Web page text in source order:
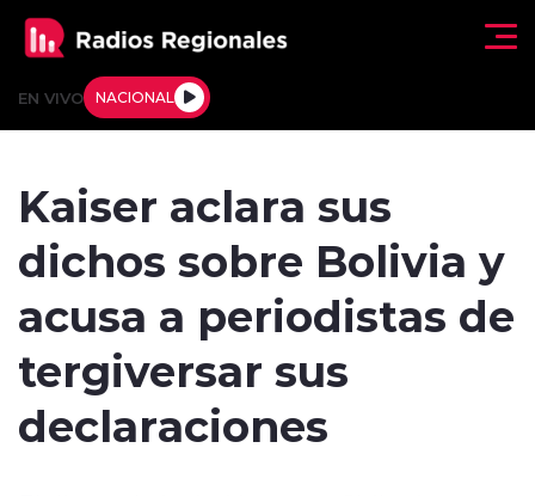
EN VIVO NACIONAL
Deportes
Internacional
Kaiser aclara sus
dichos sobre Bolivia y
acusa a periodistas de
tergiversar sus
declaraciones